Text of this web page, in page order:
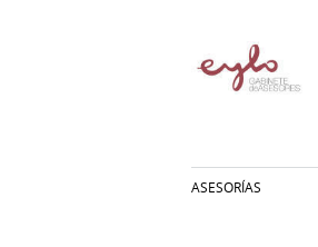
ASESORÍAS